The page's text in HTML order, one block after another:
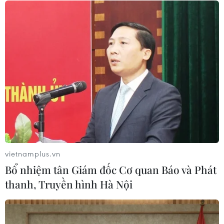
#Hội đồng Hoà bình Dải Gaza
#Hội đồng Hòa bình về Gaza
#Tình hình Gaza và đòn không kích
#Vai trò của các bên quốc tế trong xung đột Gaza
#Xung đột và hòa bình Gaza
PODCAST MỚI NHẤT
vietnamplus.vn
Bổ nhiệm tân Giám đốc Cơ quan Báo và Phát
thanh, Truyền hình Hà Nội